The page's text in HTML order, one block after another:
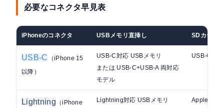
必要なコネクタ早見表
iPhoneのコネクタ USBメモリ直挿し SDカード
USB-C
（iPhone 15
以降）
USB-C対応 USBメモリ
または USB-C+USB-A 両対応
モデル
USB-C対
Lightning （iPhone
Lightning対応 USBメモリ
Apple純正